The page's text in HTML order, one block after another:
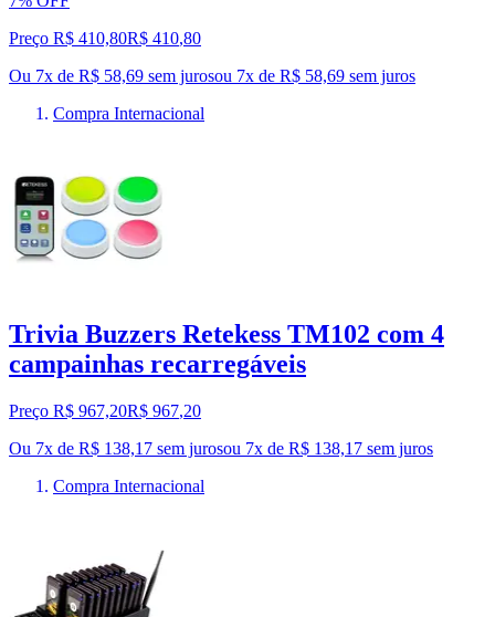
Preço R$ 410,80R$ 410,80
Ou 7x de R$ 58,69 sem jurosou 7x de R$ 58,69 sem juros
Compra Internacional
Trivia Buzzers Retekess TM102 com 4
campainhas recarregáveis
Preço R$ 967,20R$ 967,20
Ou 7x de R$ 138,17 sem jurosou 7x de R$ 138,17 sem juros
Compra Internacional